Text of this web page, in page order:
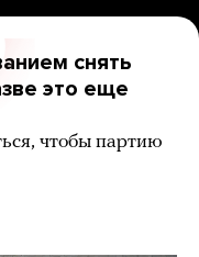
снять
это еще
чтобы партию